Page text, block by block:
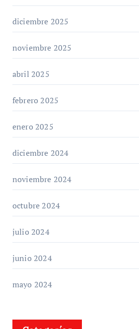
diciembre 2025
noviembre 2025
abril 2025
febrero 2025
enero 2025
diciembre 2024
noviembre 2024
octubre 2024
julio 2024
junio 2024
mayo 2024